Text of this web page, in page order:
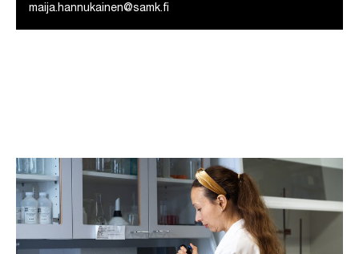
maija.hannukainen@samk.fi